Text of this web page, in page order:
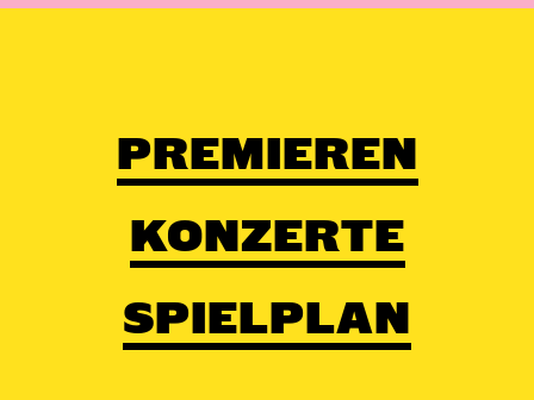
PREMIEREN
KONZERTE
SPIELPLAN